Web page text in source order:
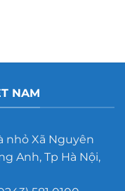
NAM
nhỏ Xã Nguyên
Anh, Tp Hà Nội,